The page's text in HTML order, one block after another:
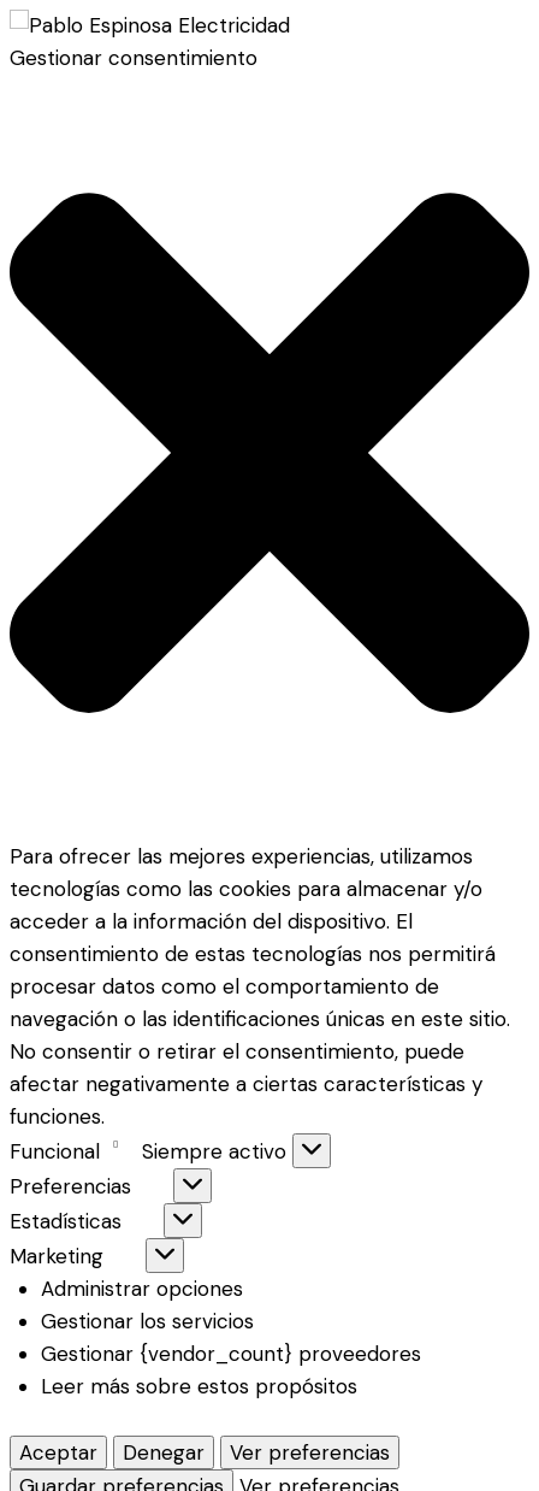
Gestionar consentimiento
Para ofrecer las mejores experiencias, utilizamos
tecnologías como las cookies para almacenar y/o
acceder a la información del dispositivo. El
consentimiento de estas tecnologías nos permitirá
procesar datos como el comportamiento de
navegación o las identificaciones únicas en este sitio.
No consentir o retirar el consentimiento, puede
afectar negativamente a ciertas características y
funciones.
Funcional
Siempre activo
Preferencias
Estadísticas
Marketing
Administrar opciones
Gestionar los servicios
Gestionar {vendor_count} proveedores
Leer más sobre estos propósitos
Aceptar Denegar
Ver preferencias